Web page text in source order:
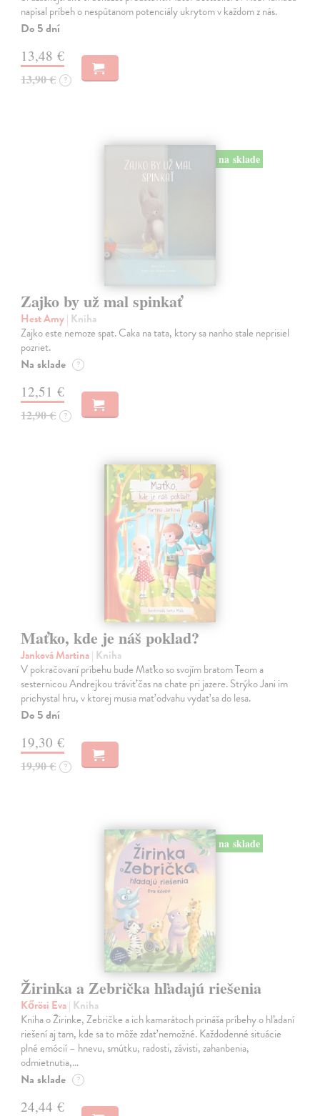
napísal príbeh o nespútanom potenciály ukrytom v každom z nás.
Do 5 dní
13,48 €
13,90 € ?
na sklade
Zajko by už mal spinkať
Hest Amy| Kniha
Zajko este nemoze spat. Caka na tata, ktory sa nanho stale neprisiel
pozriet.
Na sklade ?
12,51 €
12,90 € ?
Maťko, kde je náš poklad?
Janková Martina| Kniha
V pokračovaní príbehu bude Maťko so svojím bratom Teom a
sesternicou Andrejkou tráviť čas na chate pri jazere. Strýko Jani im
prichystal hru, v ktorej musia mať odvahu vydať sa do lesa.
Do 5 dní
19,30 €
19,90 € ?
na sklade
Žirinka a Zebrička hľadajú riešenia
Kőrösi Eva| Kniha
Kniha o Žirinke, Zebričke a ich kamarátoch prináša príbehy o hľadaní
riešení aj tam, kde sa to môže zdať nemožné. Každodenné situácie
plné emócií – hnevu, smútku, radosti, závisti, zahanbenia,
odmietnutia,…
Na sklade ?
24,44 €